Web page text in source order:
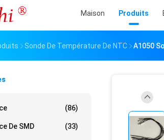
Maison Produits
Sonde De Température De NTC A1050
(86)
De SMD (33)